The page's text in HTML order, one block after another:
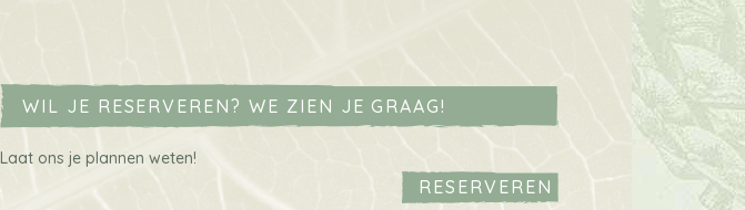
WIL JE RESERVEREN? WE ZIEN JE GRAAG!
Laat ons je plannen weten!
RESERVEREN